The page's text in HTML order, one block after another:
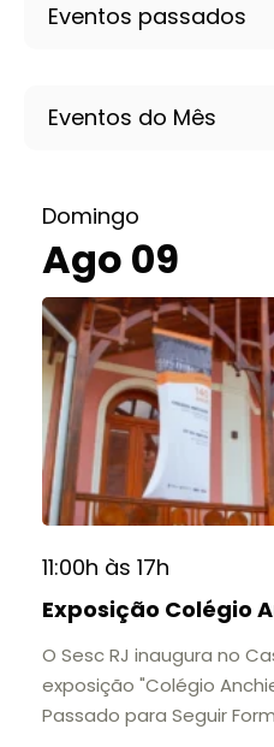
Eventos passados
Eventos do Mês
Domingo
Ago 09
11:00h às 17h
Exposição Colégio
O Sesc RJ inaugura no
exposição "Colégio
Passado para Seguir